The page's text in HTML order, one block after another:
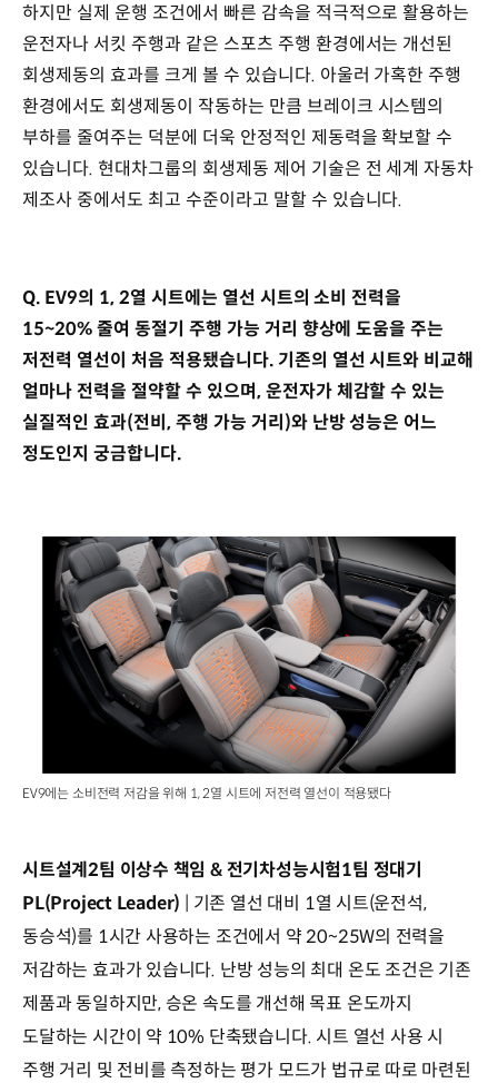
하지만 실제 운행 조건에서 빠른 감속을 적극적으로 활용하는
운전자나 서킷 주행과 같은 스포츠 주행 환경에서는 개선된
회생제동의 효과를 크게 볼 수 있습니다. 아울러 가혹한 주행
환경에서도 회생제동이 작동하는 만큼 브레이크 시스템의
부하를 줄여주는 덕분에 더욱 안정적인 제동력을 확보할 수
있습니다. 현대차그룹의 회생제동 제어 기술은 전 세계 자동차
제조사 중에서도 최고 수준이라고 말할 수 있습니다.
Q. EV9의 1, 2열 시트에는 열선 시트의 소비 전력을
15~20% 줄여 동절기 주행 가능 거리 향상에 도움을 주는
저전력 열선이 처음 적용됐습니다. 기존의 열선 시트와 비교해
얼마나 전력을 절약할 수 있으며, 운전자가 체감할 수 있는
실질적인 효과(전비, 주행 가능 거리)와 난방 성능은 어느
정도인지 궁금합니다.
EV9에는 소비전력 저감을 위해 1, 2열 시트에 저전력 열선이 적용됐다
시트설계2팀 이상수 책임 & 전기차성능시험1팀 정대기
PL(Project Leader) | 기존 열선 대비 1열 시트(운전석,
동승석)를 1시간 사용하는 조건에서 약 20~25W의 전력을
저감하는 효과가 있습니다. 난방 성능의 최대 온도 조건은 기존
제품과 동일하지만, 승온 속도를 개선해 목표 온도까지
도달하는 시간이 약 10% 단축됐습니다. 시트 열선 사용 시
주행 거리 및 전비를 측정하는 평가 모드가 법규로 따로 마련된